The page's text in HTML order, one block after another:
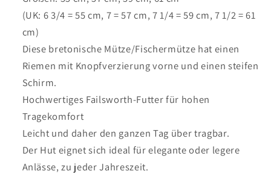
(UK: 6 3/4 = 55 cm, 7 = 57 cm, 7 1/4 = 59 cm, 7 1/2 = 61
cm)
Diese bretonische Mütze/Fischermütze hat einen
Riemen mit Knopfverzierung vorne und einen steifen
Schirm.
Hochwertiges Failsworth-Futter für hohen
Tragekomfort
Leicht und daher den ganzen Tag über tragbar.
Der Hut eignet sich ideal für elegante oder legere
Anlässe, zu jeder Jahreszeit.